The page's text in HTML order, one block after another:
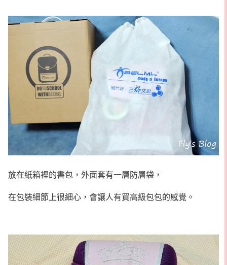
放在紙箱裡的書包，外面套有一層防層袋，
在包裝細節上很細心，會讓人有買高級包包的感覺。